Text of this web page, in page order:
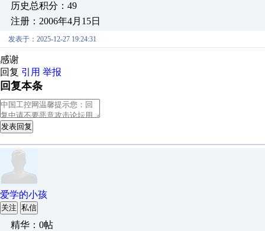
历史总积分：49
注册：2006年4月15日
发表于：2025-12-27 19:24:31
感谢
回复 引用 举报
回复本条
发表回复
爱学的小孩
关注 私信
精华：0帖